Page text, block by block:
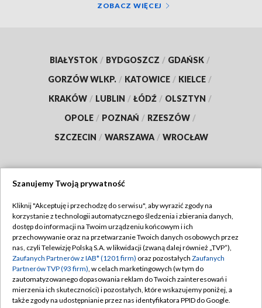
ZOBACZ WIĘCEJ
BIAŁYSTOK / BYDGOSZCZ / GDAŃSK /
GORZÓW WLKP. / KATOWICE / KIELCE /
KRAKÓW / LUBLIN / ŁÓDŹ / OLSZTYN /
OPOLE / POZNAŃ / RZESZÓW /
SZCZECIN / WARSZAWA / WROCŁAW
TVP
Abonament TVP
Emisja w TVP
Centrum informacji TVP
Naziemna Telewizja Cyfrowa
Regulamin TVP
Polityka prywatności
Moje zgody
Pomoc
Szanujemy Twoją prywatność
Kliknij "Akceptuję i przechodzę do serwisu", aby wyrazić zgody na
korzystanie z technologii automatycznego śledzenia i zbierania danych,
dostęp do informacji na Twoim urządzeniu końcowym i ich
przechowywanie oraz na przetwarzanie Twoich danych osobowych przez
nas, czyli Telewizję Polską S.A. w likwidacji (zwaną dalej również „TVP”),
Zaufanych Partnerów z IAB* (1201 firm) oraz pozostałych Zaufanych
Partnerów TVP (93 firm), w celach marketingowych (w tym do
zautomatyzowanego dopasowania reklam do Twoich zainteresowań i
mierzenia ich skuteczności) i pozostałych, które wskazujemy poniżej, a
także zgody na udostępnianie przez nas identyfikatora PPID do Google.